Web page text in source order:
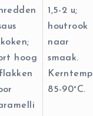
hoog
1,5-2 u;
houtrook
naar
smaak.
Kerntemp
85-90°C.